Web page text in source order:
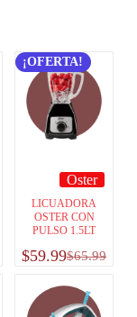
¡OFERTA!
Oster
LICUADORA
OSTER CON
PULSO 1.5LT
$65.99
$59.99